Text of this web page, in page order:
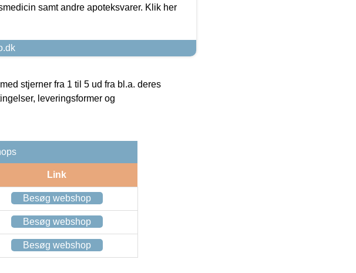
samt andre apoteksvarer. Klik her
stjerner fra 1 til 5 ud fra bl.a. deres
leveringsformer og
Link
Besøg webshop
Besøg webshop
Besøg webshop